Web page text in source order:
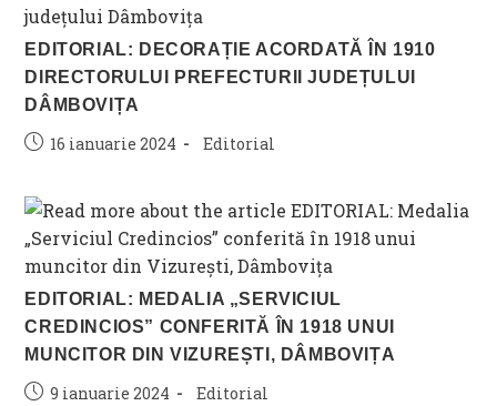
EDITORIAL: DECORAȚIE ACORDATĂ ÎN 1910
DIRECTORULUI PREFECTURII JUDEȚULUI
DÂMBOVIȚA
Post16 ianuarie 2024
Post
Editorial
EDITORIAL: MEDALIA „SERVICIUL
CREDINCIOS” CONFERITĂ ÎN 1918 UNUI
MUNCITOR DIN VIZUREȘTI, DÂMBOVIȚA
Post9 ianuarie 2024
Post
Editorial